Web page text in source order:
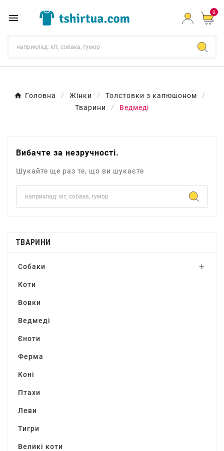
 0
Головна Жінки
Толстовки з капюшоном
Тварини
Ведмеді
Вибачте за незручності.
Шукайте ще раз те, що ви шукаєте
ТВАРИНИ
Собаки 
Коти
Вовки
Ведмеді
Єноти
Ферма
Коні
Птахи
Леви
Тигри
Великі коти